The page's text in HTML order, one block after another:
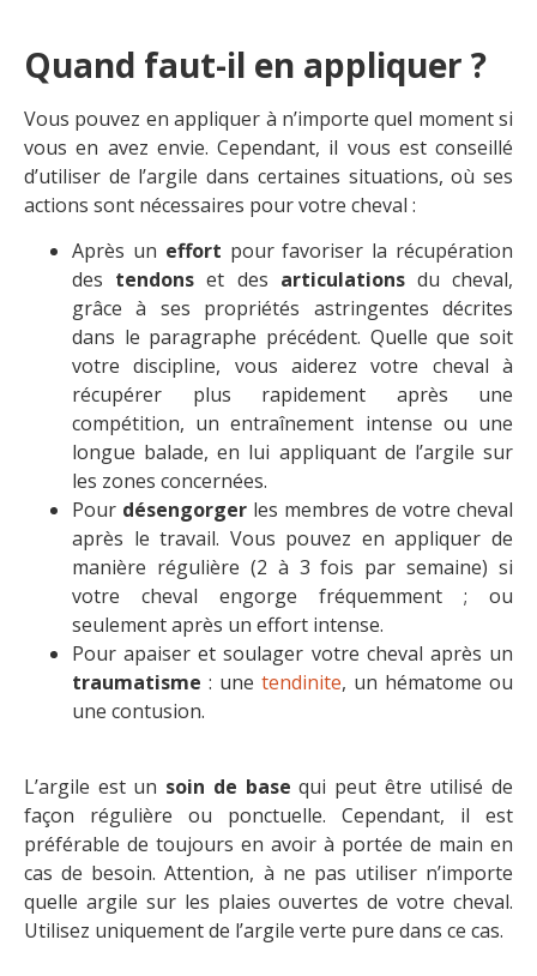
Quand faut-il en appliquer ?
Vous pouvez en appliquer à n’importe quel moment si
vous en avez envie. Cependant, il vous est conseillé
d’utiliser de l’argile dans certaines situations, où ses
actions sont nécessaires pour votre cheval :
Après un effort pour favoriser la récupération
des tendons et des articulationsdu cheval,
grâce à ses propriétés astringentes décrites
dans le paragraphe précédent. Quelle que soit
votre discipline, vous aiderez votre cheval à
récupérer plus rapidement après une
compétition, un entraînement intense ou une
longue balade, en lui appliquant de l’argile sur
les zones concernées.
Pour désengorger les membres de votre cheval
après le travail. Vous pouvez en appliquer de
manière régulière (2 à 3 fois par semaine) si
votre cheval engorge fréquemment ; ou
seulement après un effort intense.
Pour apaiser et soulager votre cheval après un
traumatisme : une tendinite, un hématome ou
une contusion.
L’argile est un soin de base qui peut être utilisé de
façon régulière ou ponctuelle. Cependant, il est
préférable de toujours en avoir à portée de main en
cas de besoin. Attention, à ne pas utiliser n’importe
quelle argile sur les plaies ouvertes de votre cheval.
Utilisez uniquement de l’argile verte pure dans ce cas.